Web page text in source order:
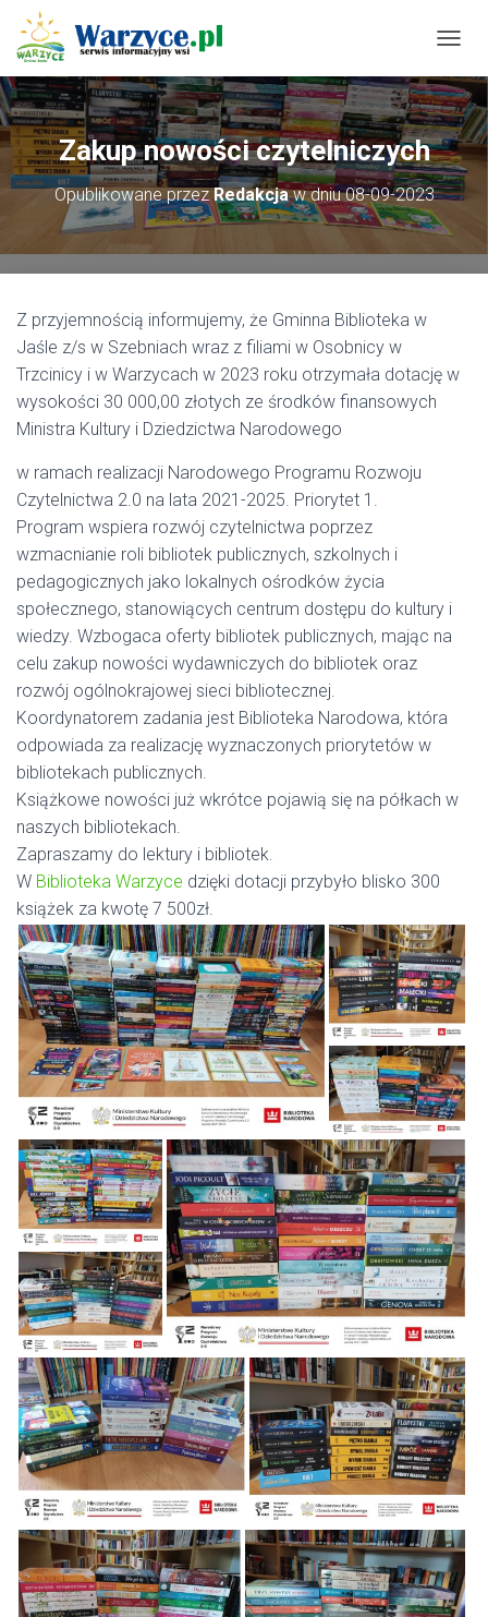
R
Z
E
Ł
Ą
C
Z
A
Zakup nowości czytelniczych
Opublikowane przezRedakcjaw dniu08-09-2023
Z przyjemnością informujemy, że Gminna Biblioteka w
Jaśle z/s w Szebniach wraz z filiami w Osobnicy w
Trzcinicy i w Warzycach w 2023 roku otrzymała dotację w
wysokości 30 000,00 złotych ze środków finansowych
Ministra Kultury i Dziedzictwa Narodowego
w ramach realizacji Narodowego Programu Rozwoju
Czytelnictwa 2.0 na lata 2021-2025. Priorytet 1.
Program wspiera rozwój czytelnictwa poprzez
wzmacnianie roli bibliotek publicznych, szkolnych i
pedagogicznych jako lokalnych ośrodków życia
społecznego, stanowiących centrum dostępu do kultury i
wiedzy. Wzbogaca oferty bibliotek publicznych, mając na
celu zakup nowości wydawniczych do bibliotek oraz
rozwój ogólnokrajowej sieci bibliotecznej.
Koordynatorem zadania jest Biblioteka Narodowa, która
odpowiada za realizację wyznaczonych priorytetów w
bibliotekach publicznych.
Książkowe nowości już wkrótce pojawią się na półkach w
naszych bibliotekach.
Zapraszamy do lektury i bibliotek.
W Biblioteka Warzyce dzięki dotacji przybyło blisko 300
książek za kwotę 7 500zł.